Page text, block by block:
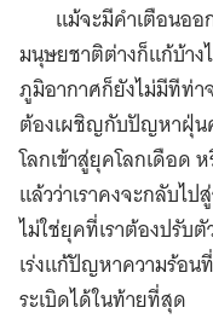
แม้จะมีคำเตือนออ
มนุษยชาติต่างก็แก้บ้า
ภูมิอากาศก็ยังไม่มีทีท่า
ต้องเผชิญกับปัญหาฝุ่น
โลกเข้าสู่ยุคโลกเดือด
แล้วว่าเราคงจะกลับไป
ไม่ใช่ยุคที่เราต้องปรับ
เร่งแก้ปัญหาความร้อน
ระเบิดได้ในท้ายที่สุด